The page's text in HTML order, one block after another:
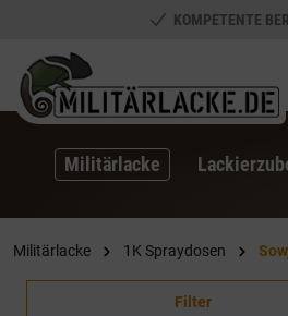
Zur Hauptnavigation springen
KOMPETENTE
Militärlacke
Militärlacke 1K Spraydosen
Filter